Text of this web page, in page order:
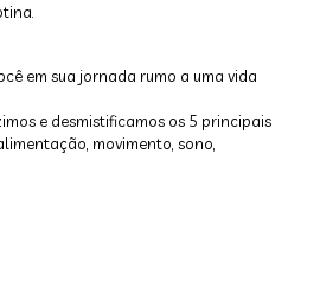
em sua jornada rumo a uma vida
e desmistificamos os 5 principais
movimento, sono,